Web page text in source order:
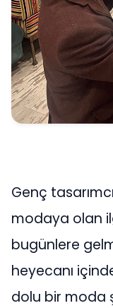
Genç
modaya olan
bugünlere
heyecanı
dolu bir moda